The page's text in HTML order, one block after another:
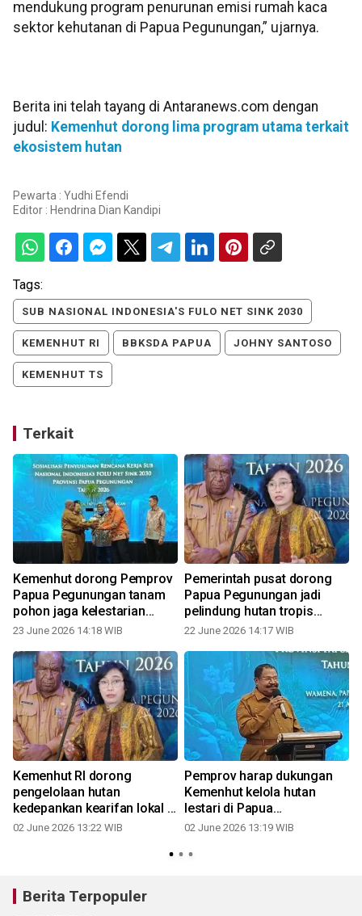
mendukung program penurunan emisi rumah kaca
sektor kehutanan di Papua Pegunungan,” ujarnya.
Berita ini telah tayang di Antaranews.com dengan
judul: Kemenhut dorong lima program utama terkait
ekosistem hutan
Pewarta : Yudhi Efendi
Editor : Hendrina Dian Kandipi
Tags:
SUB NASIONAL INDONESIA'S FULO NET SINK 2030
KEMENHUT RI BBKSDA PAPUA JOHNY SANTOSO
KEMENHUT TS
Terkait
Kemenhut dorong Pemprov
Papua Pegunungan tanam
pohon jaga kelestarian
hutan
23 June 2026 14:18 WIB
Pemerintah pusat dorong
Papua Pegunungan jadi
pelindung hutan tropis
Indonesia
22 June 2026 14:17 WIB
Kemenhut RI dorong
pengelolaan hutan
kedepankan kearifan lokal di
Papua
02 June 2026 13:22 WIB
Pemprov harap dukungan
Kemenhut kelola hutan
lestari di Papua
Pegunungan
02 June 2026 13:19 WIB
Berita Terpopuler